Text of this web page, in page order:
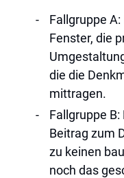
Fallgruppe A: Bauzeitliche Fenster oder
Fenster, die
die die
mittragen.
Fallgruppe B: Fenster ohne eigenen
Beitrag zum
zu keinen
noch das